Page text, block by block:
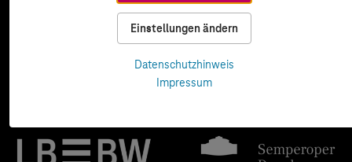
Einstellungen ändern
Datenschutzhinweis
Impressum